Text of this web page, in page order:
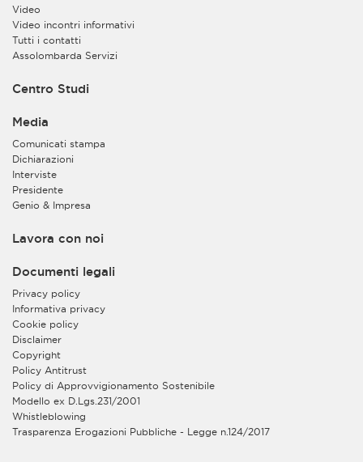
Video
Video incontri informativi
Tutti i contatti
Assolombarda Servizi
Centro Studi
Media
Comunicati stampa
Dichiarazioni
Interviste
Presidente
Genio & Impresa
Lavora con noi
Documenti legali
Privacy policy
Informativa privacy
Cookie policy
Disclaimer
Copyright
Policy Antitrust
Policy di Approvvigionamento Sostenibile
Modello ex D.Lgs.231/2001
Whistleblowing
Trasparenza Erogazioni Pubbliche - Legge n.124/2017